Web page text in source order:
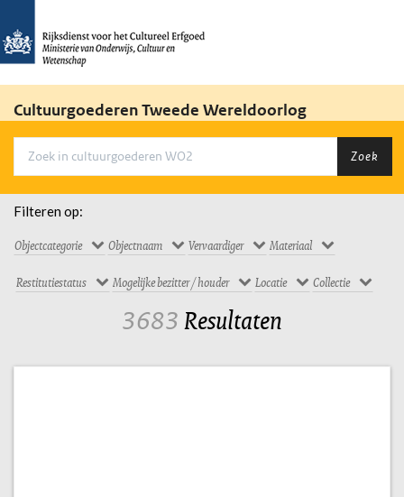
Cultuurgoederen Tweede Wereldoorlog
Zoek
Filteren op:
Objectcategorie Objectnaam Vervaardiger Materiaal
Restitutiestatus Mogelijke bezitter / houder Locatie Collectie
3683Resultaten